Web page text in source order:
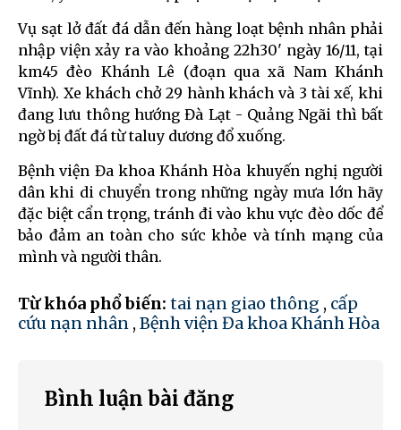
Vụ sạt lở đất đá dẫn đến hàng loạt bệnh nhân phải
nhập viện xảy ra vào khoảng 22h30' ngày 16/11, tại
km45 đèo Khánh Lê (đoạn qua xã Nam Khánh
Vĩnh). Xe khách chở 29 hành khách và 3 tài xế, khi
đang lưu thông hướng Đà Lạt - Quảng Ngãi thì bất
ngờ bị đất đá từ taluy dương đổ xuống.
Bệnh viện Đa khoa Khánh Hòa khuyến nghị người
dân khi di chuyển trong những ngày mưa lớn hãy
đặc biệt cẩn trọng, tránh đi vào khu vực đèo dốc để
bảo đảm an toàn cho sức khỏe và tính mạng của
mình và người thân.
Từ khóa phổ biến: tai nạn giao thông , cấp
cứu nạn nhân , Bệnh viện Đa khoa Khánh Hòa
Bình luận bài đăng